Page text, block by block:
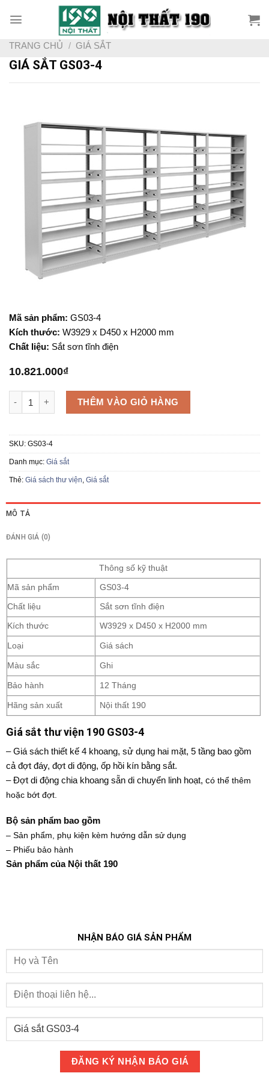
TRANG CHỦ / GIÁ SẮT
GIÁ SẮT GS03-4
Mã sản phẩm: GS03-4
Kích thước: W3929 x D450 x H2000 mm
Chất liệu: Sắt sơn tĩnh điện
10.821.000₫
Giá sắt GS03-4 số lượng
THÊM VÀO GIỎ HÀNG
SKU: GS03-4
Danh mục: Giá sắt
Thẻ: Giá sách thư viện Giá sắt
MÔ TẢ
ĐÁNH GIÁ (0)
Thông số kỹ thuật
Mã sản phẩm GS03-4
Chất liệu Sắt sơn tĩnh điện
Kích thước W3929 x D450 x H2000 mm
Loại Giá sách
Màu sắc Ghi
Bảo hành 12 Tháng
Hãng sản xuất Nội thất 190
Giá sắt thư viện 190 GS03-4
– Giá sách thiết kế 4 khoang, sử dụng hai mặt, 5 tầng bao gồm
cả đợt đáy, đợt di động, ốp hồi kín bằng sắt.
– Đợt di động chia khoang sẵn di chuyển linh hoạt, có thể thêm
hoặc bớt đợt.
Bộ sản phẩm bao gồm
– Sản phẩm, phụ kiện kèm hướng dẫn sử dụng
– Phiếu bảo hành
Sản phẩm của Nội thất 190
NHẬN BÁO GIÁ SẢN PHẨM